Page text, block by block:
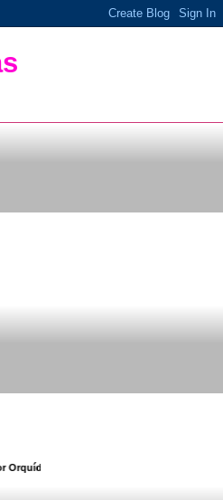
Flor Rosa, Fofucha 3D articulada,